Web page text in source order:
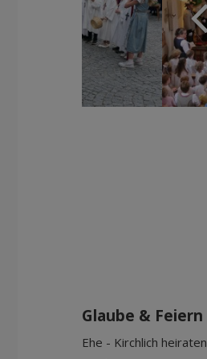
Glaube & Feiern
Ehe - Kirchlich heiraten